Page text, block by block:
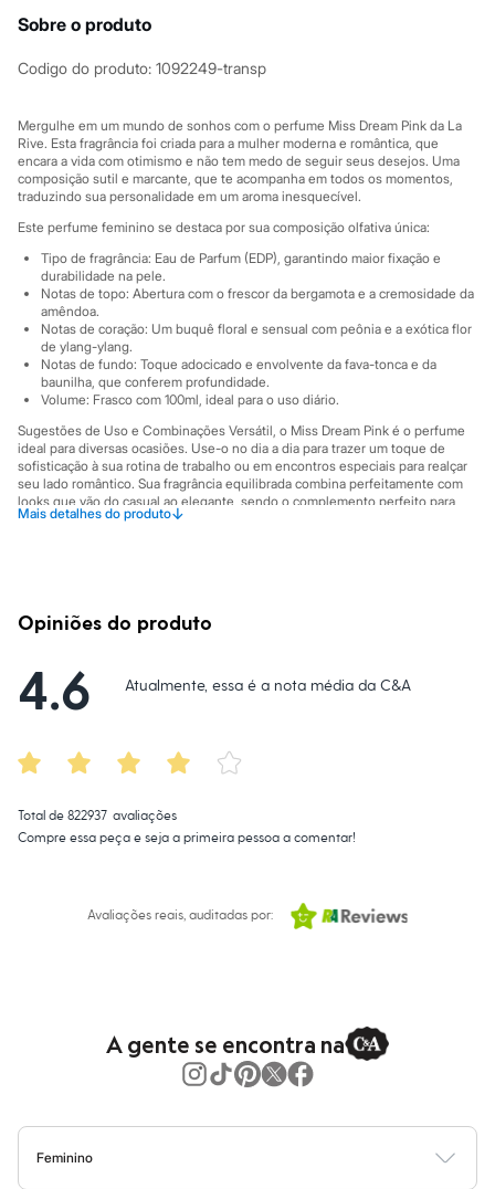
Chinelos
Sandálias
Sapatilhas
Marcas
City
Clock House
Mindset
Sawary
Yessica
Acessórios
Blusas
Calçados
Leggings
Shorts e Bermudas
Tops
Moda íntima
Calcinhas
Cintas e Modeladores
Meias
Pijamas
Sutiãs e Tops
Moda praia
Biquínis
Blusas e Camisetas
Jeans
Moda esportiva
Masculino
Em alta
Inverno
Novidades
Bolsas e Mochilas
Chapéus e Bonés
Óculos
Relógios
Calçados
Botas
Sobre o produto
Codigo do produto: 1092249-transp
Mergulhe em um mundo de sonhos com o perfume Miss Dream Pink da La
Rive. Esta fragrância foi criada para a mulher moderna e romântica, que
encara a vida com otimismo e não tem medo de seguir seus desejos. Uma
composição sutil e marcante, que te acompanha em todos os momentos,
traduzindo sua personalidade em um aroma inesquecível.
Este perfume feminino se destaca por sua composição olfativa única:
Tipo de fragrância: Eau de Parfum (EDP), garantindo maior fixação e
durabilidade na pele.
Notas de topo: Abertura com o frescor da bergamota e a cremosidade da
amêndoa.
Notas de coração: Um buquê floral e sensual com peônia e a exótica flor
de ylang-ylang.
Notas de fundo: Toque adocicado e envolvente da fava-tonca e da
baunilha, que conferem profundidade.
Volume: Frasco com 100ml, ideal para o uso diário.
Sugestões de Uso e Combinações Versátil, o Miss Dream Pink é o perfume
ideal para diversas ocasiões. Use-o no dia a dia para trazer um toque de
sofisticação à sua rotina de trabalho ou em encontros especiais para realçar
seu lado romântico. Sua fragrância equilibrada combina perfeitamente com
looks que vão do casual ao elegante, sendo o complemento perfeito para
expressar sua autenticidade.
Mais detalhes do produto↓
Gênero: Feminino
Opiniões do produto
4.6 Atualmente, essa é a nota média da C&A
Total de 822937 avaliações
Compre essa peça e seja a primeira pessoa a comentar!
Avaliações reais, auditadas por:
A gente se encontra na
Feminino